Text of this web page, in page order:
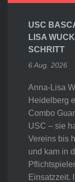
USC
LISA
SCHRITT
6 Aug. 2026
Anna-Lisa
Heidelberg
Combo
USC – sie
Vereins bis
und kam in
Einsatzzeit.